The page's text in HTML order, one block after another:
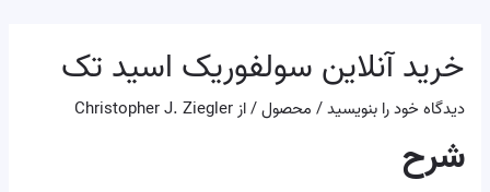
خرید آنلاین سولفوریک اسید تک
دیدگاه‌ خود را بنویسید/ محصول/ ازChristopher J. Ziegler
شرح